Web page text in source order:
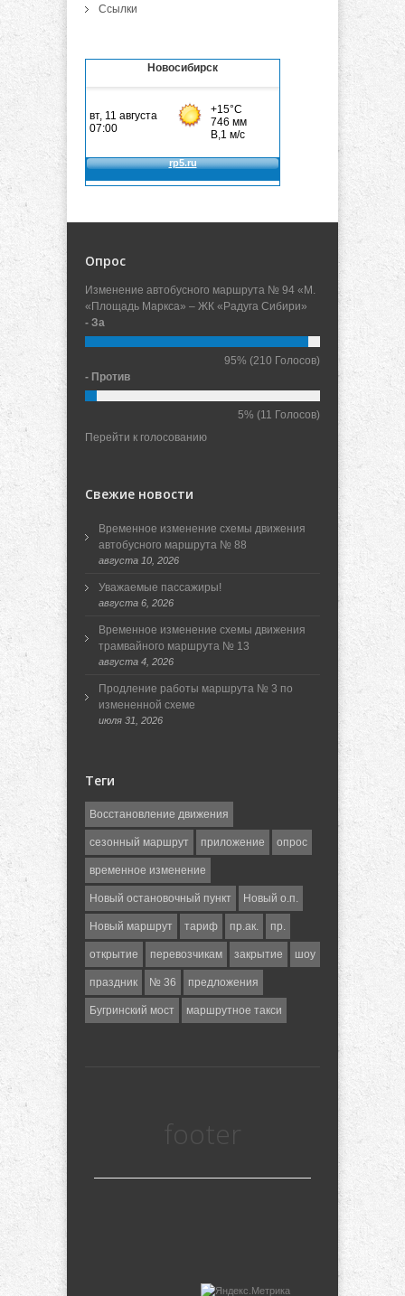
Ссылки
Новосибирск
Опрос
Изменение автобусного маршрута № 94 «М.
«Площадь Маркса» – ЖК «Радуга Сибири»
- За
95% (210 Голосов)
- Против
5% (11 Голосов)
Перейти к голосованию
Свежие новости
Временное изменение схемы движения
автобусного маршрута № 88
августа 10, 2026
Уважаемые пассажиры!
августа 6, 2026
Временное изменение схемы движения
трамвайного маршрута № 13
августа 4, 2026
Продление работы маршрута № 3 по
измененной схеме
июля 31, 2026
Теги
Восстановление движения
сезонный маршрут приложение опрос
временное изменение
Новый остановочный пункт Новый о.п.
Новый маршрут тариф пр.ак. пр.
открытие перевозчикам закрытие шоу
праздник № 36 предложения
Бугринский мост маршрутное такси
footer